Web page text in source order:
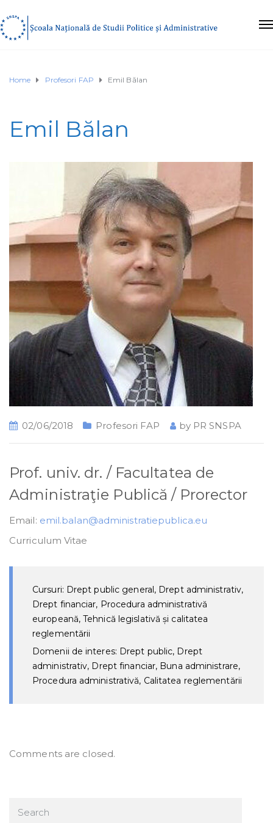
Home Profesori FAP Emil Bălan
Emil Bălan
02/06/2018 Profesori FAP by PR SNSPA
Prof. univ. dr. / Facultatea de
Administraţie Publică / Prorector
Email: emil.balan@administratiepublica.eu
Curriculum Vitae
Cursuri: Drept public general, Drept administrativ,
Drept financiar, Procedura administrativă
europeană, Tehnică legislativă și calitatea
reglementării
Domenii de interes: Drept public, Drept
administrativ, Drept financiar, Buna administrare,
Procedura administrativă, Calitatea reglementării
Comments are closed.